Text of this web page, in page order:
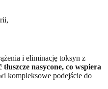
i eliminację toksyn z
nasycone, co wspiera
kompleksowe podejście do